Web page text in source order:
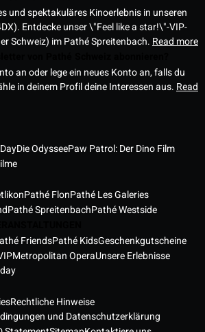
und spektakuläres Kinoerlebnis in unseren
Entdecke unser \"Feel like a star!\"-VIP-
Schweiz) im Pathé Spreitenbach. Read more
an oder lege ein neues Konto an, falls du
in deinem Profil deine Interessen aus. Read
Die OdysseePaw Patrol: Der Dino Film
Pathé FlonPathé Les Galeries
Pathé SpreitenbachPathé Westside
FriendsPathé KidsGeschenkgutscheine
Metropolitan OperaUnsere Erlebnisse
Rechtliche Hinweise
und Datenschutzerklärung